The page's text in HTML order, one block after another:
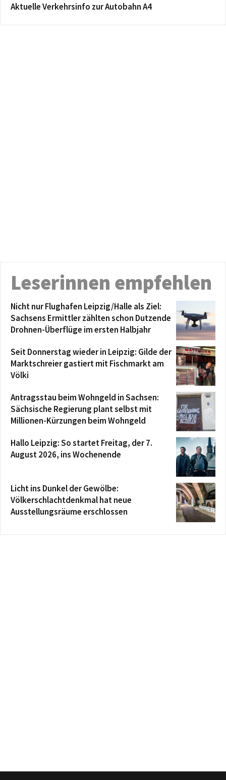
Aktuelle Verkehrsinfo zur Autobahn A4
Leserinnen empfehlen
Nicht nur Flughafen Leipzig/Halle als Ziel:
Sachsens Ermittler zählten schon Dutzende
Drohnen-Überflüge im ersten Halbjahr
Seit Donnerstag wieder in Leipzig: Gilde der
Marktschreier gastiert mit Fischmarkt am
Völki
Antragsstau beim Wohngeld in Sachsen:
Sächsische Regierung plant selbst mit
Millionen-Kürzungen beim Wohngeld
Hallo Leipzig: So startet Freitag, der 7.
August 2026, ins Wochenende
Licht ins Dunkel der Gewölbe:
Völkerschlachtdenkmal hat neue
Ausstellungsräume erschlossen